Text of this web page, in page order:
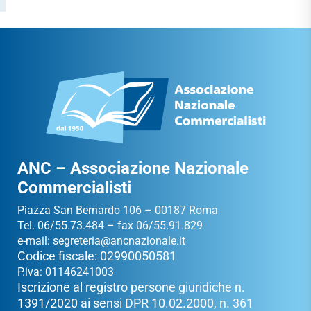
ANC – Associazione Nazionale
Commercialisti
Piazza San Bernardo 106 – 00187 Roma
Tel. 06/55.73.484 – fax 06/55.91.829
e-mail: segreteria@ancnazionale.it
Codice fiscale: 02990050581
P.iva: 01146241003
Iscrizione al registro persone giuridiche n.
1391/2020 ai sensi DPR 10.02.2000, n. 361